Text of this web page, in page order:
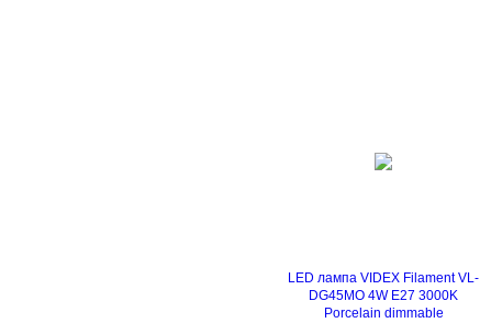
LED лампа VIDEX Filament VL-
DG45MO 4W E27 3000K
Porcelain dimmable